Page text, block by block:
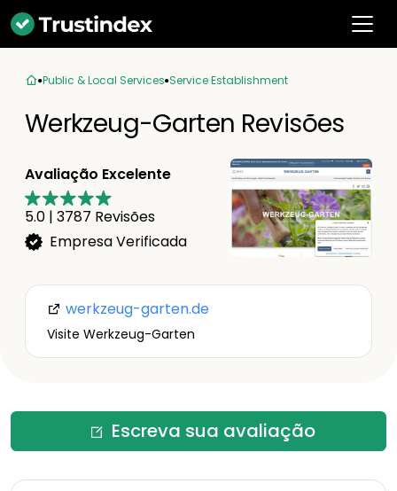
Public & Local Services Service Establishment
Werkzeug-Garten Revisões
Avaliação Excelente
5.0 | 3787 Revisões
Empresa Verificada
werkzeug-garten.de
Visite Werkzeug-Garten
Escreva sua avaliação